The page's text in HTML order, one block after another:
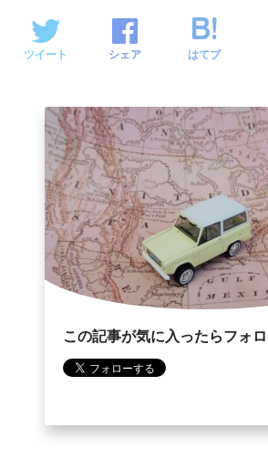
b
o
n
a
ツイート シェア はてブ
この記事が気に入ったらフォ